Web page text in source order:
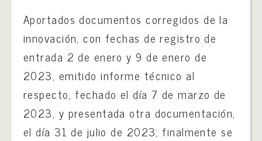
Aportados documentos corregidos de la
innovación, con fechas de registro de
entrada 2 de enero y 9 de enero de
2023, emitido informe técnico al
respecto, fechado el día 7 de marzo de
2023, y presentada otra documentación,
el día 31 de julio de 2023; finalmente se